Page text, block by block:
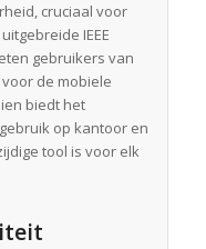
cruciaal voor
IEEE
gebruikers van
de mobiele
biedt het
op kantoor en
tool is voor elk